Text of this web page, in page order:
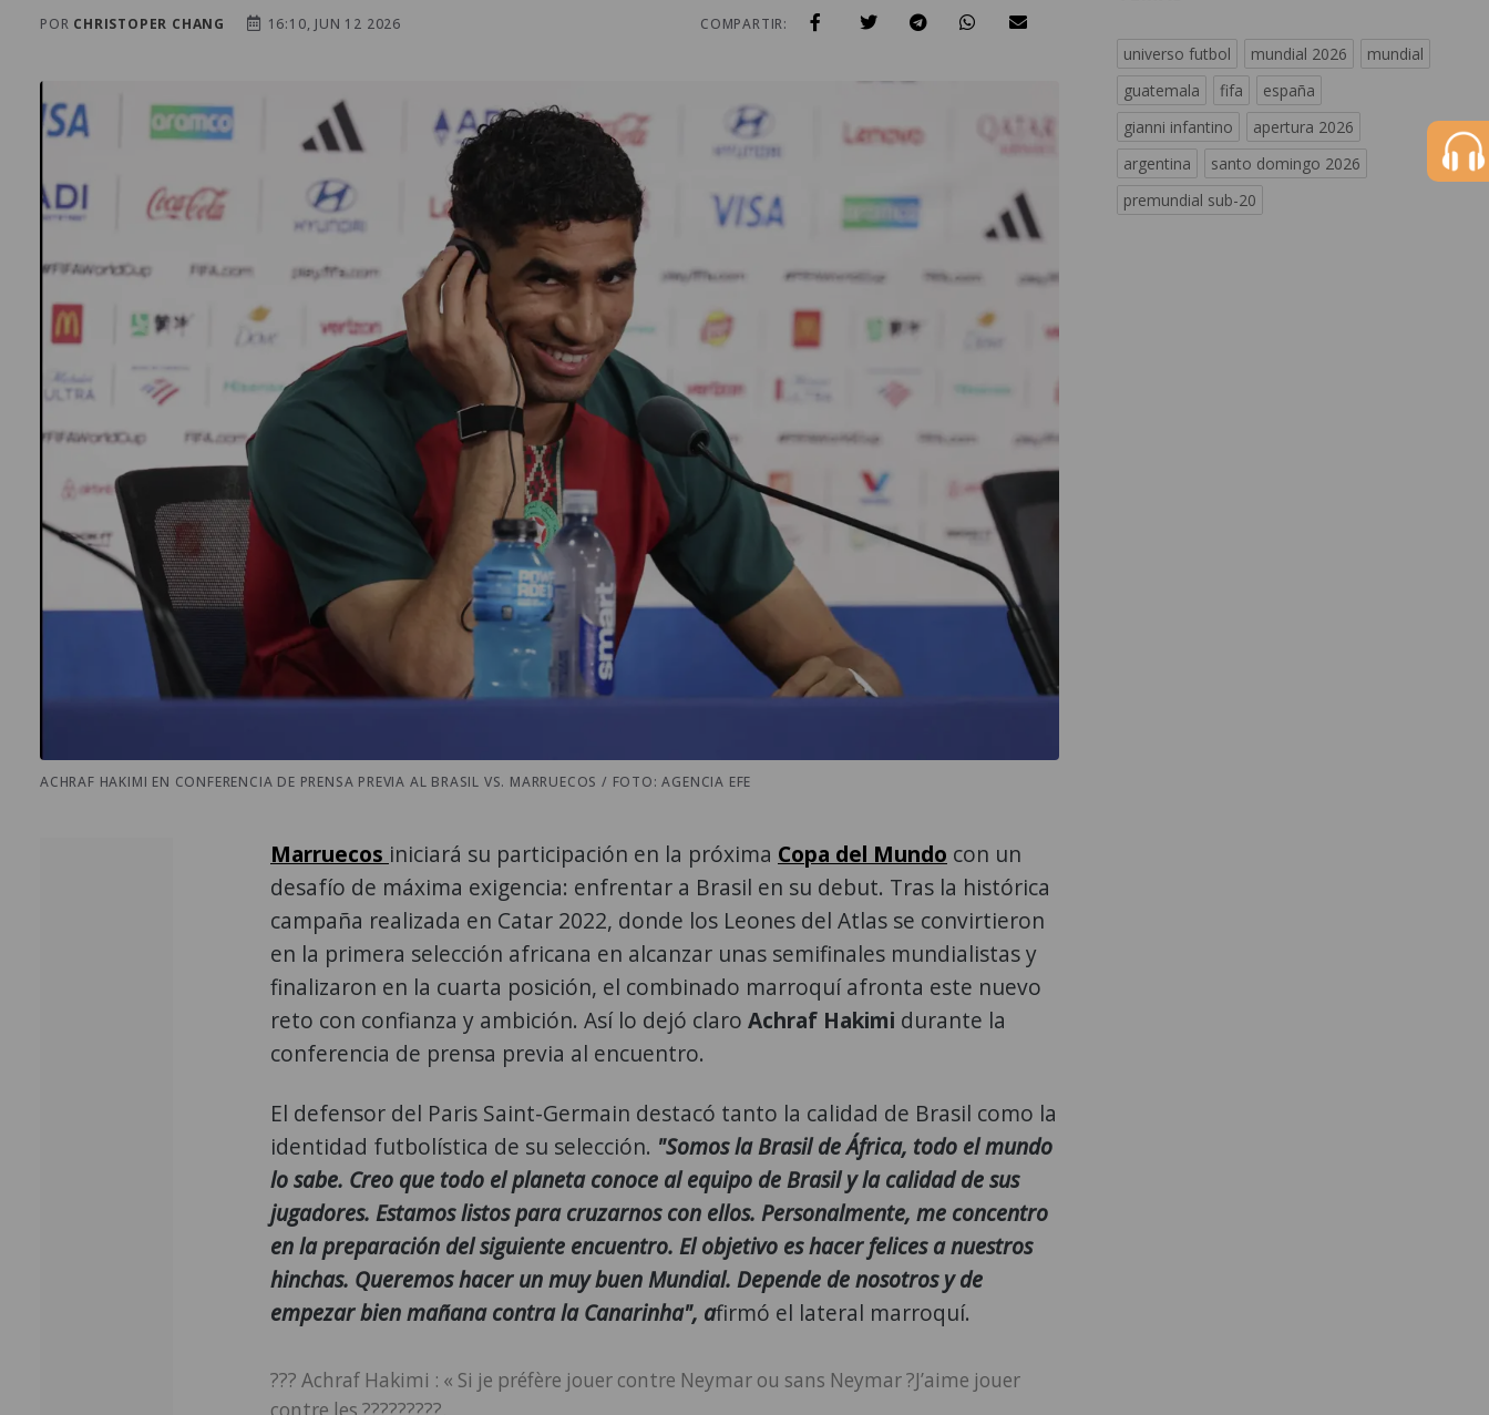
POR CHRISTOPER CHANG 16:10, JUN 12 2026 COMPARTIR:
ACHRAF HAKIMI EN CONFERENCIA DE PRENSA PREVIA AL BRASIL VS. MARRUECOS / FOTO: AGENCIA EFE
Marruecos iniciará su participación en la próxima Copa del Mundo con un
desafío de máxima exigencia: enfrentar a Brasil en su debut. Tras la histórica
campaña realizada en Catar 2022, donde los Leones del Atlas se convirtieron
en la primera selección africana en alcanzar unas semifinales mundialistas y
finalizaron en la cuarta posición, el combinado marroquí afronta este nuevo
reto con confianza y ambición. Así lo dejó claro Achraf Hakimi durante la
conferencia de prensa previa al encuentro.
El defensor del Paris Saint-Germain destacó tanto la calidad de Brasil como la
identidad futbolística de su selección. "Somos la Brasil de África, todo el mundo
lo sabe. Creo que todo el planeta conoce al equipo de Brasil y la calidad de sus
jugadores. Estamos listos para cruzarnos con ellos. Personalmente, me concentro
en la preparación del siguiente encuentro. El objetivo es hacer felices a nuestros
hinchas. Queremos hacer un muy buen Mundial. Depende de nosotros y de
empezar bien mañana contra la Canarinha", afirmó el lateral marroquí.
??? Achraf Hakimi : « Si je préfère jouer contre Neymar ou sans Neymar ?J’aime jouer
universo futbol mundial 2026
mundial
guatemala
fifa
españa
gianni infantino
apertura 2026
argentina
santo domingo 2026
premundial sub-20